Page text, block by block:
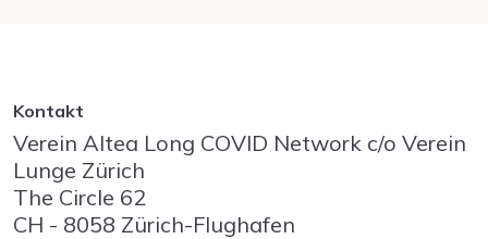
Kontakt
Verein Altea Long COVID Network c/o Verein
Lunge Zürich
The Circle 62
CH - 8058 Zürich-Flughafen